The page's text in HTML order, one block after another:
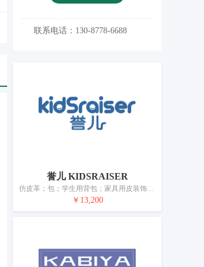
联系电话：130-8778-6688
誉儿 KIDSRAISER
仿皮革；包；学生用背包；家具用皮装饰；手提包；行李箱；钱包（钱夹）；伞；登山杖；宠物项圈
￥13,200